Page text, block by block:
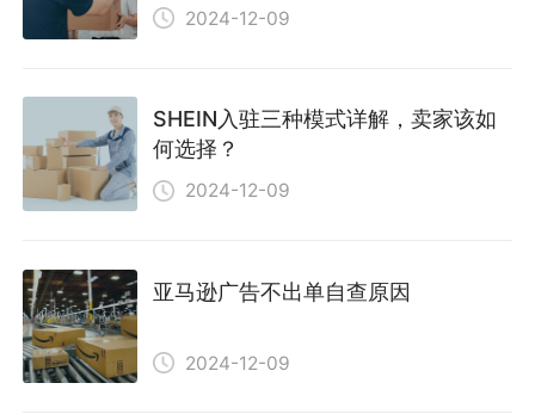
2024-12-09
SHEIN入驻三种模式详解，卖家该如
何选择？
2024-12-09
亚马逊广告不出单自查原因
2024-12-09